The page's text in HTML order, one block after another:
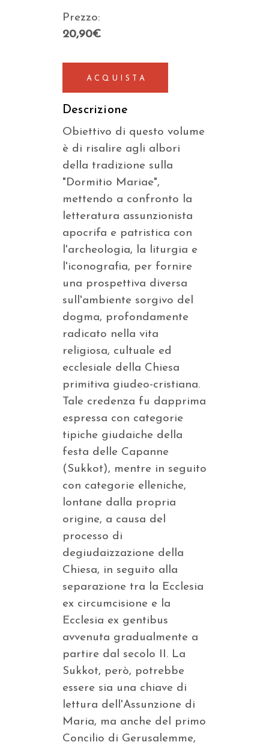
Prezzo:
20,90€
ACQUISTA
Descrizione
Obiettivo di questo volume
è di risalire agli albori
della tradizione sulla
"Dormitio Mariae",
mettendo a confronto la
letteratura assunzionista
apocrifa e patristica con
l'archeologia, la liturgia e
l'iconografia, per fornire
una prospettiva diversa
sull'ambiente sorgivo del
dogma, profondamente
radicato nella vita
religiosa, cultuale ed
ecclesiale della Chiesa
primitiva giudeo-cristiana.
Tale credenza fu dapprima
espressa con categorie
tipiche giudaiche della
festa delle Capanne
(Sukkot), mentre in seguito
con categorie elleniche,
lontane dalla propria
origine, a causa del
processo di
degiudaizzazione della
Chiesa, in seguito alla
separazione tra la Ecclesia
ex circumcisione e la
Ecclesia ex gentibus
avvenuta gradualmente a
partire dal secolo II. La
Sukkot, però, potrebbe
essere sia una chiave di
lettura dell'Assunzione di
Maria, ma anche del primo
Concilio di Gerusalemme,